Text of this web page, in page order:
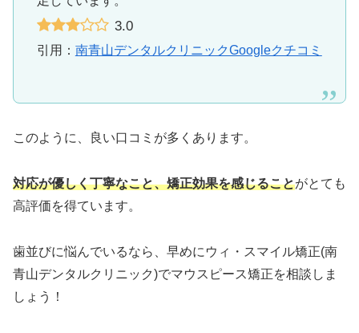
3.0
引用： 南青山デンタルクリニックGoogleクチコミ
このように、良い口コミが多くあります。
対応が優しく丁寧なこと、矯正効果を感じることがとても
高評価を得ています。
歯並びに悩んでいるなら、早めにウィ・スマイル矯正(南
青山デンタルクリニック)でマウスピース矯正を相談しま
しょう！